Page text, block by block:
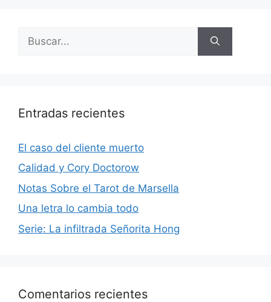
Entradas recientes
El caso del cliente muerto
Calidad y Cory Doctorow
Notas Sobre el Tarot de Marsella
Una letra lo cambia todo
Serie: La infiltrada Señorita Hong
Comentarios recientes